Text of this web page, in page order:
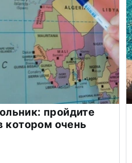
пройдите
котором очень